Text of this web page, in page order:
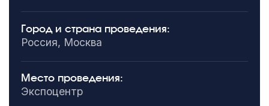
Город и страна проведения:
Россия, Москва
Место проведения:
Экспоцентр